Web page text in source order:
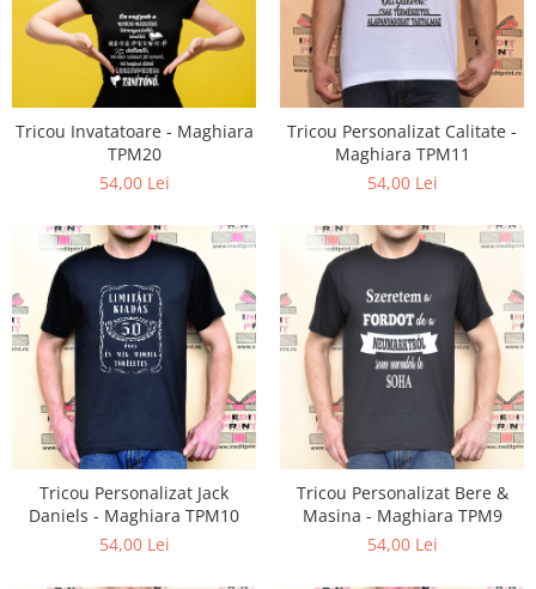
Paste
Alte evenimente
Domnisoara / Domnisor
Porumbei
Diverse
Alte limbi
Engleza
Maghiara
Spaniola
Germana
Italiana
Franceza
Slovaca
Tricou Invatatoare - Maghiara
TPM20
54,00 Lei
Tricou Personalizat Calitate -
Maghiara TPM11
54,00 Lei
Tricou Personalizat Jack
Daniels - Maghiara TPM10
54,00 Lei
Tricou Personalizat Bere &
Masina - Maghiara TPM9
54,00 Lei